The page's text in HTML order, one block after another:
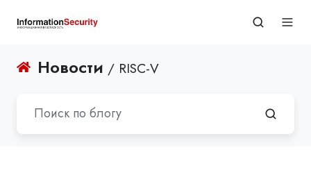
Новости / RISC-V